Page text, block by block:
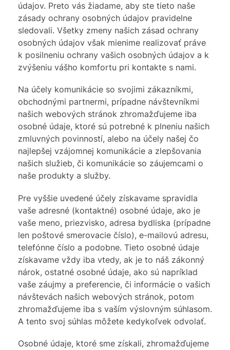
údajov. Preto vás žiadame, aby ste tieto naše
zásady ochrany osobných údajov pravidelne
sledovali. Všetky zmeny našich zásad ochrany
osobných údajov však mienime realizovať práve
k posilneniu ochrany vašich osobných údajov a k
zvýšeniu vášho komfortu pri kontakte s nami.
Na účely komunikácie so svojimi zákazníkmi,
obchodnými partnermi, prípadne návštevníkmi
našich webových stránok zhromažďujeme iba
osobné údaje, ktoré sú potrebné k plneniu našich
zmluvných povinností, alebo na účely našej čo
najlepšej vzájomnej komunikácie a zlepšovania
našich služieb, či komunikácie so záujemcami o
naše produkty a služby.
Pre vyššie uvedené účely získavame spravidla
vaše adresné (kontaktné) osobné údaje, ako je
vaše meno, priezvisko, adresa bydliska (prípadne
len poštové smerovacie číslo), e-mailovú adresu,
telefónne číslo a podobne. Tieto osobné údaje
získavame vždy iba vtedy, ak je to náš zákonný
nárok, ostatné osobné údaje, ako sú napríklad
vaše záujmy a preferencie, či informácie o vašich
návštevách našich webových stránok, potom
zhromažďujeme iba s vaším výslovným súhlasom.
A tento svoj súhlas môžete kedykoľvek odvolať.
Osobné údaje, ktoré sme získali, zhromažďujeme